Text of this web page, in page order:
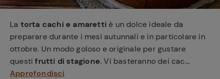
La torta cachi e amaretti è un dolce ideale da
preparare durante i mesi autunnali e in particolare in
ottobre. Un modo goloso e originale per gustare
questifrutti di stagione. Vi basteranno dei cac...
Approfondisci